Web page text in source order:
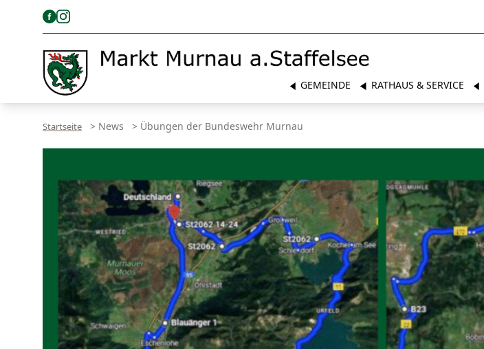
GEMEINDE RATHAUS & SERVICE
Startseite > News > Übungen der Bundeswehr Murnau